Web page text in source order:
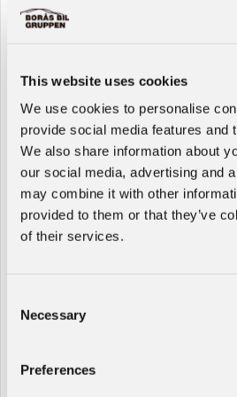
This website uses cookies
We use cookies to personalise
provide social media features and
We also share information about
our social media, advertising and
may combine it with other
provided to them or that they’ve
of their services.
Selection
Necessary
Preferences
Bogesunds Bil Ulricehamn
Volvo XC60
T6 Plus Dark Nordic Edition
2027 Bensin+El Automat
Pris
610 000 kr
Volvo XC60
2027 Bensin+El